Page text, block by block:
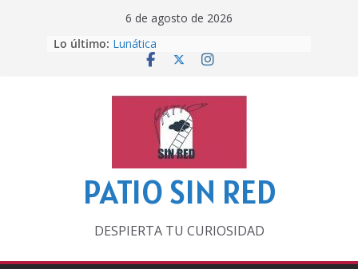
6 de agosto de 2026
Lo último: Lunática
Pero, hasta entonces…
‘La broma infinita’ de recomendar
lecturas veraniegas
Otra del Mundial
PATIO SIN RED
DESPIERTA TU CURIOSIDAD